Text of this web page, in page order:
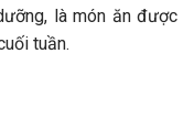
là món ăn được
tuần.